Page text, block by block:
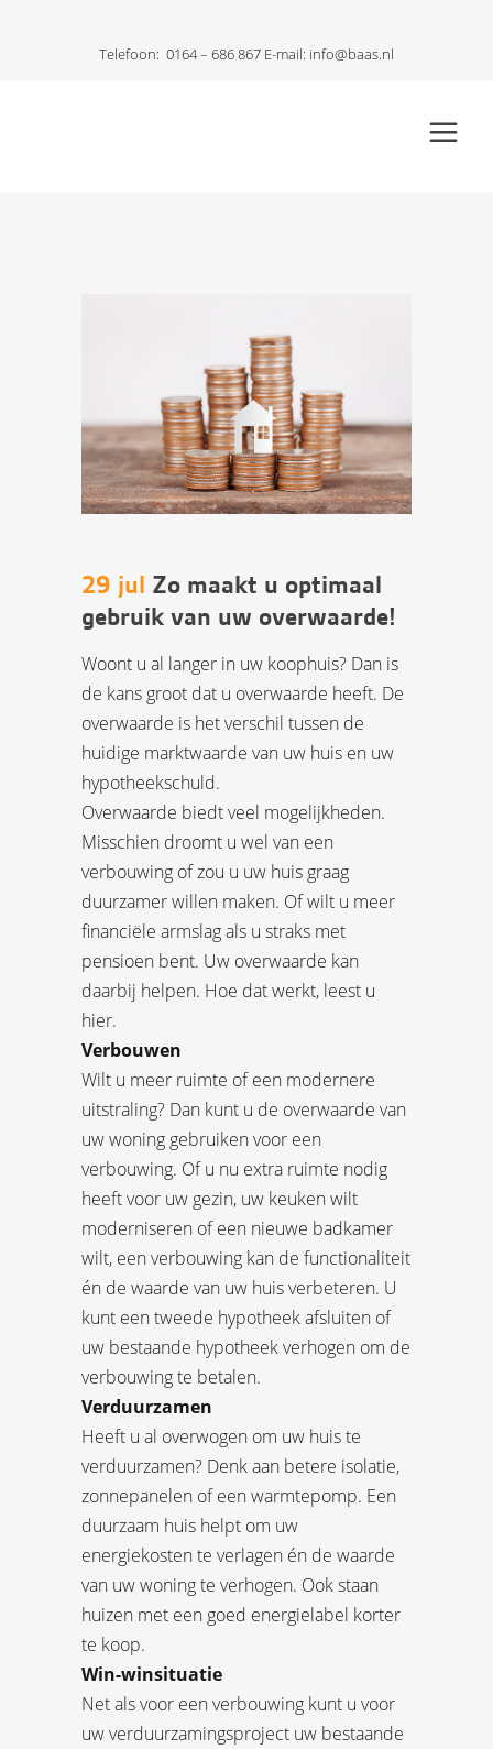
Telefoon: 0164 – 686 867 E-mail: info@baas.nl
29 jul Zo maakt u optimaal
gebruik van uw overwaarde!
Woont u al langer in uw koophuis? Dan is
de kans groot dat u overwaarde heeft. De
overwaarde is het verschil tussen de
huidige marktwaarde van uw huis en uw
hypotheekschuld.
Overwaarde biedt veel mogelijkheden.
Misschien droomt u wel van een
verbouwing of zou u uw huis graag
duurzamer willen maken. Of wilt u meer
financiële armslag als u straks met
pensioen bent. Uw overwaarde kan
daarbij helpen. Hoe dat werkt, leest u
hier.
Verbouwen
Wilt u meer ruimte of een modernere
uitstraling? Dan kunt u de overwaarde van
uw woning gebruiken voor een
verbouwing. Of u nu extra ruimte nodig
heeft voor uw gezin, uw keuken wilt
moderniseren of een nieuwe badkamer
wilt, een verbouwing kan de functionaliteit
én de waarde van uw huis verbeteren. U
kunt een tweede hypotheek afsluiten of
uw bestaande hypotheek verhogen om de
verbouwing te betalen.
Verduurzamen
Heeft u al overwogen om uw huis te
verduurzamen? Denk aan betere isolatie,
zonnepanelen of een warmtepomp. Een
duurzaam huis helpt om uw
energiekosten te verlagen én de waarde
van uw woning te verhogen. Ook staan
huizen met een goed energielabel korter
te koop.
Win-winsituatie
Net als voor een verbouwing kunt u voor
uw verduurzamingsproject uw bestaande